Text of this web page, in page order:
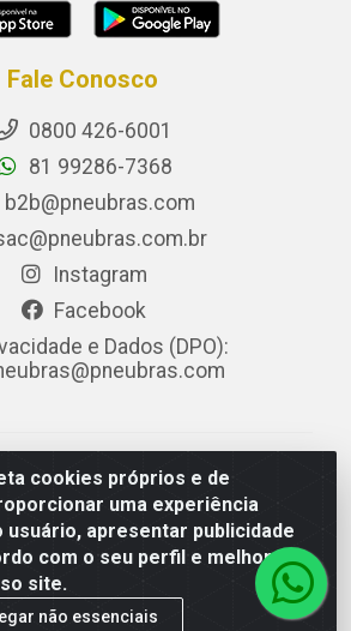
cookies próprios e de
uma experiência
usuário, apresentar publicidade
com o seu perfil e melhorar a
site.
não essenciais
Fale Conosco
0800 426-6001
81 99286-7368
b2b@pneubras.com
Instagram
Facebook
e Dados (DPO):
BR-101, KM 82 - Prazeres,
PE - CEP 54.335-000 - CNPJ
05 - Pneubras Comércio de Pneus
Ltda